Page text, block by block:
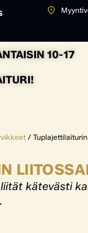
10-17
/
kätevästi